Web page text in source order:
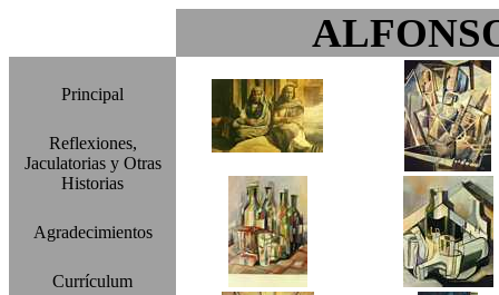
Principal
Reflexiones,
Jaculatorias y Otras
Historias
Agradecimientos
Currículum